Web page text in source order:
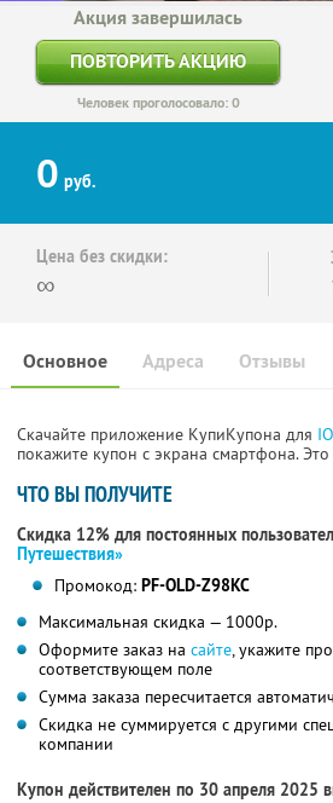
Акция завершилась
ПОВТОРИТЬ АКЦИЮ
Человек проголосовало: 0
0 руб.
Цена без скидки:
∞
Основное Отзывы
Адреса
Скачайте приложение КупиКупона для
покажите купон с экрана смартфона.
ЧТО ВЫ ПОЛУЧИТЕ
Скидка 12% для постоянных
Путешествия»
Промокод: PF-OLD-Z98KC
Максимальная скидка — 1000р.
Оформите заказ на сайте, укажите
соответствующем поле
Сумма заказа пересчитается
Скидка не суммируется с другими
компании
Купон действителен по 30 апреля 2025